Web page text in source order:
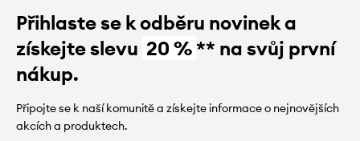
Přihlaste se k odběru novinek a
získejte slevu 20 %** na svůj první
nákup.
Připojte se k naší komunitě a získejte informace o nejnovějších
akcích a produktech.